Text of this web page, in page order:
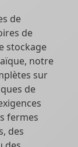
de
de
stockage
notre
sur
de
fermes
des